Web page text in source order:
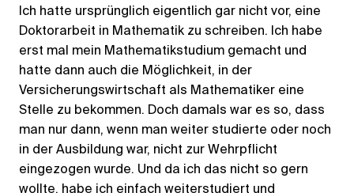
Ich hatte ursprünglich eigentlich gar nicht vor, eine
Doktorarbeit in Mathematik zu schreiben. Ich habe
erst mal mein Mathematikstudium gemacht und
hatte dann auch die Möglichkeit, in der
Versicherungswirtschaft als Mathematiker eine
Stelle zu bekommen. Doch damals war es so, dass
man nur dann, wenn man weiter studierte oder noch
in der Ausbildung war, nicht zur Wehrpflicht
eingezogen wurde. Und da ich das nicht so gern
wollte, habe ich einfach weiterstudiert und